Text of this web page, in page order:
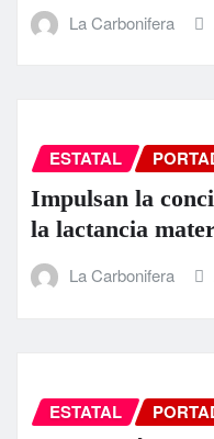
La Carbonifera
ESTATAL
Impulsan la
la lactancia
La Carbonifera
ESTATAL